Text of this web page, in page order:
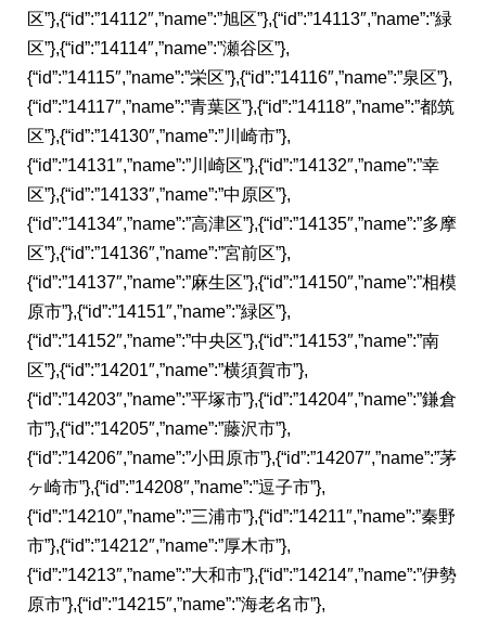
区”},{“id”:”14112″,”name”:”旭区”},{“id”:”14113″,”name”:”緑
区”},{“id”:”14114″,”name”:”瀬谷区”},
{“id”:”14115″,”name”:”栄区”},{“id”:”14116″,”name”:”泉区”},
{“id”:”14117″,”name”:”青葉区”},{“id”:”14118″,”name”:”都筑
区”},{“id”:”14130″,”name”:”川崎市”},
{“id”:”14131″,”name”:”川崎区”},{“id”:”14132″,”name”:”幸
区”},{“id”:”14133″,”name”:”中原区”},
{“id”:”14134″,”name”:”高津区”},{“id”:”14135″,”name”:”多摩
区”},{“id”:”14136″,”name”:”宮前区”},
{“id”:”14137″,”name”:”麻生区”},{“id”:”14150″,”name”:”相模
原市”},{“id”:”14151″,”name”:”緑区”},
{“id”:”14152″,”name”:”中央区”},{“id”:”14153″,”name”:”南
区”},{“id”:”14201″,”name”:”横須賀市”},
{“id”:”14203″,”name”:”平塚市”},{“id”:”14204″,”name”:”鎌倉
市”},{“id”:”14205″,”name”:”藤沢市”},
{“id”:”14206″,”name”:”小田原市”},{“id”:”14207″,”name”:”茅
ヶ崎市”},{“id”:”14208″,”name”:”逗子市”},
{“id”:”14210″,”name”:”三浦市”},{“id”:”14211″,”name”:”秦野
市”},{“id”:”14212″,”name”:”厚木市”},
{“id”:”14213″,”name”:”大和市”},{“id”:”14214″,”name”:”伊勢
原市”},{“id”:”14215″,”name”:”海老名市”},